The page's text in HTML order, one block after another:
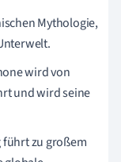
Mythologie,
wird von
und wird seine
zu großem